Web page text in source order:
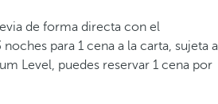
de forma directa con el
para 1 cena a la carta, sujeta a
Level, puedes reservar 1 cena por